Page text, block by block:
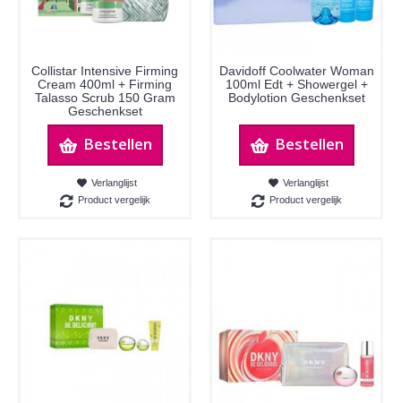
Collistar Intensive Firming
Cream 400ml + Firming
Talasso Scrub 150 Gram
Geschenkset
Bestellen
Verlanglijst
Product vergelijk
Davidoff Coolwater Woman
100ml Edt + Showergel +
Bodylotion Geschenkset
Bestellen
Verlanglijst
Product vergelijk